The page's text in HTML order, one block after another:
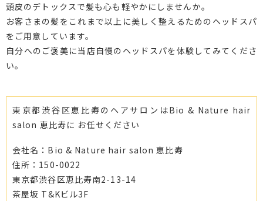
頭皮のデトックスで髪も心も軽やかにしませんか。
お客さまの髪をこれまで以上に美しく整えるためのヘッドスパ
をご用意しています。
自分へのご褒美に当店自慢のヘッドスパを体験してみてくださ
い。
東京都渋谷区恵比寿のヘアサロンはBio & Nature hair
salon 恵比寿に お任せください
会社名：Bio & Nature hair salon 恵比寿
住所：150-0022
東京都渋谷区恵比寿南2-13-14
茶屋坂 T&Kビル3F